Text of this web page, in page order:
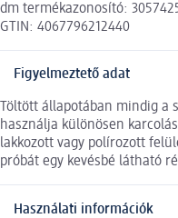
dm termékazonosító:
GTIN: 4067796212440
Figyelmeztető adat
Töltött állapotában mindig a
használja különösen
lakkozott vagy polírozott
próbát egy kevésbé látható
Használati információk